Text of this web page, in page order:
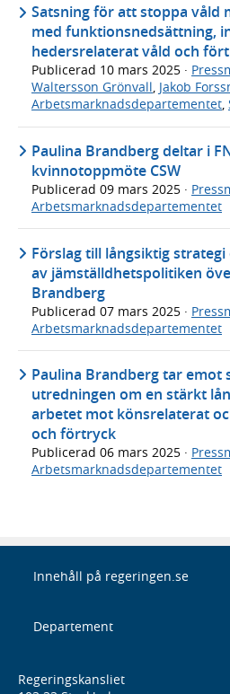
Satsning för att stoppa våld
med funktionsnedsättning,
hedersrelaterat våld och
Publicerad 10 mars 2025 ·
Waltersson Grönvall, Jakob
Arbetsmarknadsdepartementet,
Paulina Brandberg deltar i
kvinnotoppmöte CSW
Publicerad 09 mars 2025 ·
Arbetsmarknadsdepartementet
Förslag till långsiktig
av jämställdhetspolitiken
Brandberg
Publicerad 07 mars 2025 ·
Arbetsmarknadsdepartementet
Paulina Brandberg tar
utredningen om en stärkt
arbetet mot könsrelaterat
och förtryck
Publicerad 06 mars 2025 ·
Arbetsmarknadsdepartementet
Innehåll på regeringen.se
Departement
Regeringskansliet